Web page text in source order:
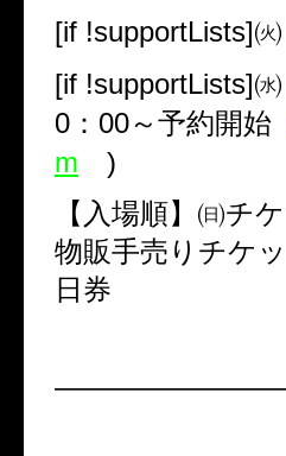
[if !supportLists]㈫
[if !supportLists]㈬
0 ： 00～予約開始
m
)
【入場順】㈰チ
物販手売りチケ
日券